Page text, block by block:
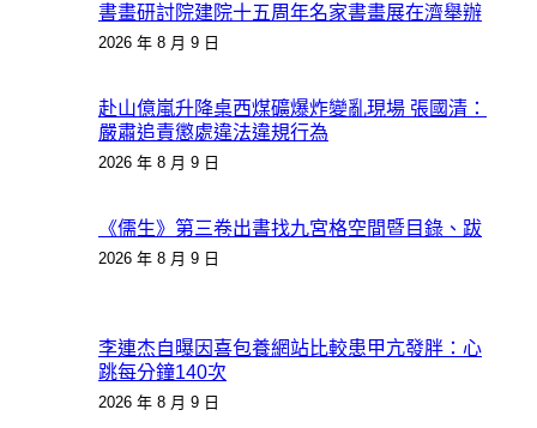
書畫研討院建院十五周年名家書畫展在濟舉辦
2026 年 8 月 9 日
赴山億嵐升降桌西煤礦爆炸變亂現場 張國清：
嚴肅追責懲處違法違規行為
2026 年 8 月 9 日
《儒生》第三卷出書找九宮格空間暨目錄、跋
2026 年 8 月 9 日
李連杰自曝因喜包養網站比較患甲亢發胖：心
跳每分鐘140次
2026 年 8 月 9 日